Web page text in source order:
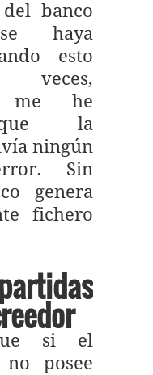
banco
haya
esto
me he
que la
ningún
Sin
genera
fichero
si el
no posee